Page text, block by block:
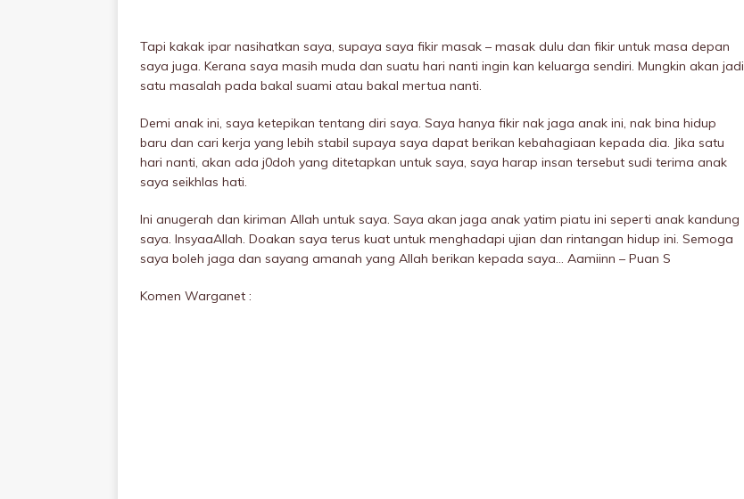
Tapi kakak ipar nasihatkan saya, supaya saya fikir masak – masak dulu dan fikir untuk masa depan
saya juga. Kerana saya masih muda dan suatu hari nanti ingin kan keluarga sendiri. Mungkin akan jadi
satu masalah pada bakal suami atau bakal mertua nanti.
Demi anak ini, saya ketepikan tentang diri saya. Saya hanya fikir nak jaga anak ini, nak bina hidup
baru dan cari kerja yang lebih stabil supaya saya dapat berikan kebahagiaan kepada dia. Jika satu
hari nanti, akan ada j0doh yang ditetapkan untuk saya, saya harap insan tersebut sudi terima anak
saya seikhlas hati.
Ini anugerah dan kiriman Allah untuk saya. Saya akan jaga anak yatim piatu ini seperti anak kandung
saya. InsyaaAllah. Doakan saya terus kuat untuk menghadapi ujian dan rintangan hidup ini. Semoga
saya boleh jaga dan sayang amanah yang Allah berikan kepada saya… Aamiinn – Puan S
Komen Warganet :